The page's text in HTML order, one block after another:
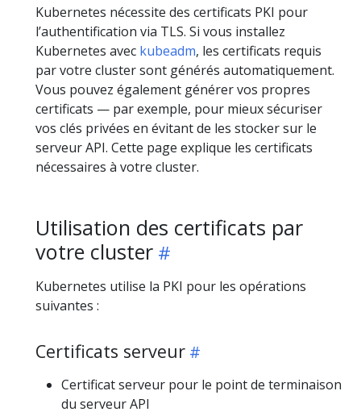
Kubernetes nécessite des certificats PKI pour
l’authentification via TLS. Si vous installez
Kubernetes avec kubeadm, les certificats requis
par votre cluster sont générés automatiquement.
Vous pouvez également générer vos propres
certificats — par exemple, pour mieux sécuriser
vos clés privées en évitant de les stocker sur le
serveur API. Cette page explique les certificats
nécessaires à votre cluster.
Utilisation des certificats par
votre cluster
Kubernetes utilise la PKI pour les opérations
suivantes :
Certificats serveur
Certificat serveur pour le point de terminaison
du serveur API